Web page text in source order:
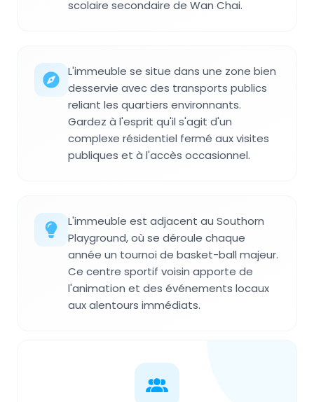
scolaire secondaire de Wan Chai.
L'immeuble se situe dans une zone bien
desservie avec des transports publics
reliant les quartiers environnants.
Gardez à l'esprit qu'il s'agit d'un
complexe résidentiel fermé aux visites
publiques et à l'accès occasionnel.
L'immeuble est adjacent au Southorn
Playground, où se déroule chaque
année un tournoi de basket-ball majeur.
Ce centre sportif voisin apporte de
l'animation et des événements locaux
aux alentours immédiats.